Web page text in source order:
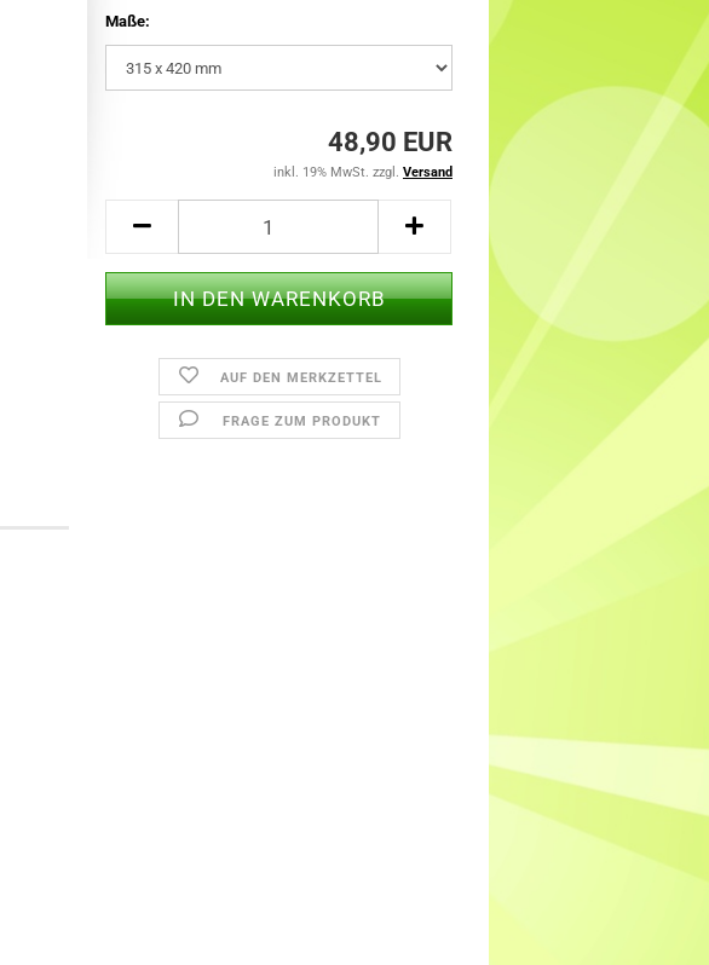
Maße:
48,90 EUR
inkl. 19% MwSt. zzgl. Versand
AUF DEN MERKZETTEL
FRAGE ZUM PRODUKT